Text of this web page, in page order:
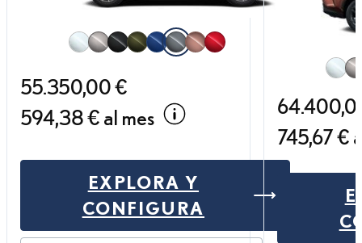
Negro Graphite
Verde Oliva
Azul Zafiro
Gris Berlín
55.350,00 €
594,38 € al mes
EXPLORA Y
CONFIGURANX PREMIUM+
745,67 €